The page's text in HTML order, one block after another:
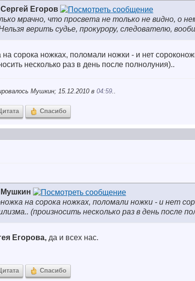
Сергей Егоров
мрачно, что просвета не только не видно, о
верить судье, прокурору, следователю,
сорока ножках, поломали ножки - и нет
несколько раз в день после полнолуния)..
Мушкин; 15.12.2010 в 04:59..
Спасибо
Мушкин
на сорока ножках, поломали ножки - и нет
(произносить несколько раз в день после
Егорова, да и всех нас.
Спасибо